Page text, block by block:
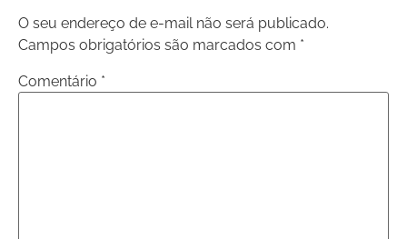
O seu endereço de e-mail não será publicado.
Campos obrigatórios são marcados com *
Comentário *